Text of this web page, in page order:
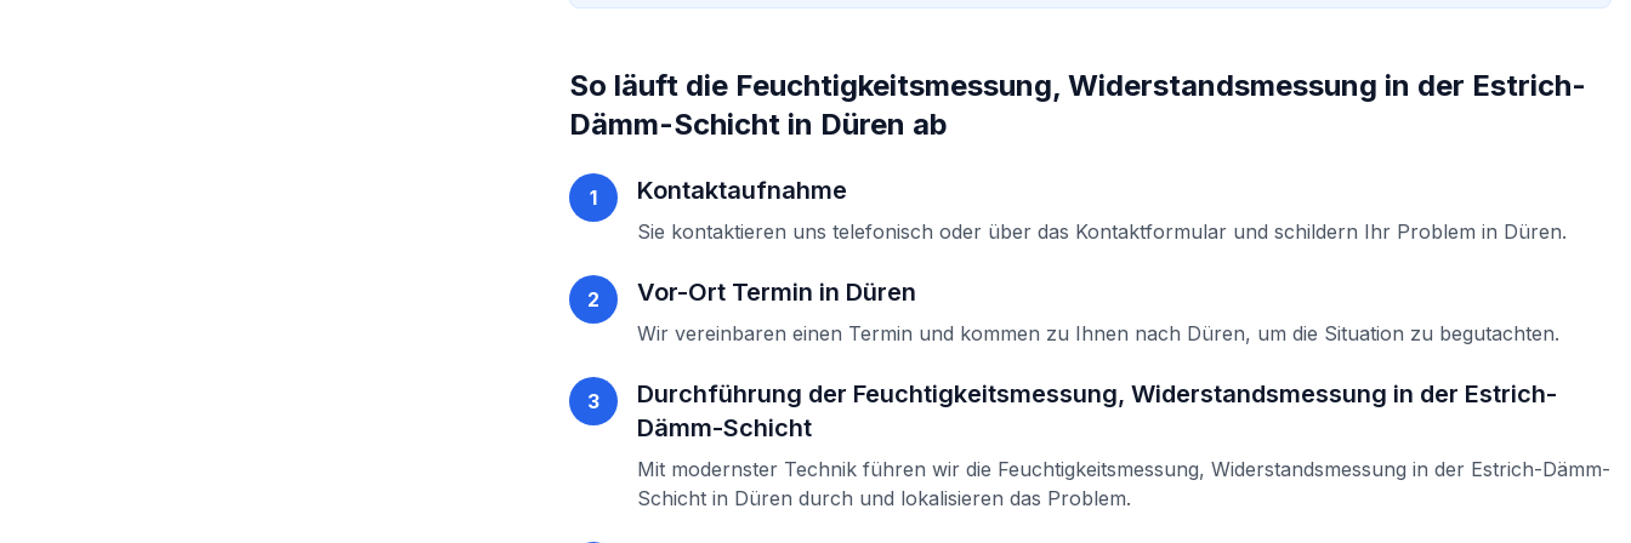
So läuft die Feuchtigkeitsmessung, Widerstandsmessung in der Estrich-
Dämm-Schicht in Düren ab
1 Kontaktaufnahme
Sie kontaktieren uns telefonisch oder über das Kontaktformular und schildern Ihr Problem in Düren.
2 Vor-Ort Termin in Düren
Wir vereinbaren einen Termin und kommen zu Ihnen nach Düren, um die Situation zu begutachten.
3 Durchführung der Feuchtigkeitsmessung, Widerstandsmessung in der Estrich-
Dämm-Schicht
Mit modernster Technik führen wir die Feuchtigkeitsmessung, Widerstandsmessung in der Estrich-Dämm-
Schicht in Düren durch und lokalisieren das Problem.